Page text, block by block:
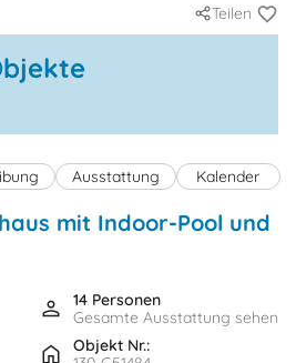
Teilen
Ausstattung Kalender
mit Indoor-Pool und
14 Personen
Gesamte Ausstattung sehen
Objekt Nr.: